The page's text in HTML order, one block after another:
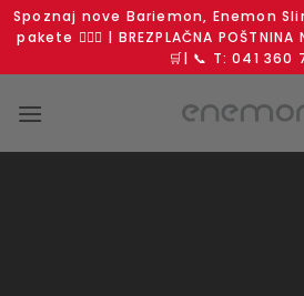
Spoznaj nove Bariemon, Enemon
pakete 🧘🏻‍♀️ | BREZPLAČNA
🛒| 📞 T: 041 360
na